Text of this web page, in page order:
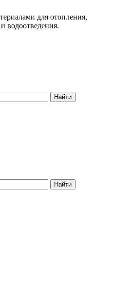
для отопления,
водоотведения.